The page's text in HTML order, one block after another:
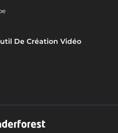
De Création Vidéo